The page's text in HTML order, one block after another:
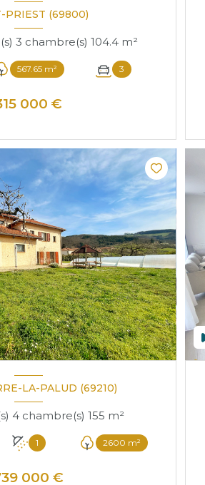
PRIEST (69800)
Maison 4 pièce(s) 3 chambre(s) 104.4 m²
567.65 m² 3
000 €
LA-PALUD (69210)
Villa 6 pièce(s) 4 chambre(s) 155 m²
1 2600 m²
000 €